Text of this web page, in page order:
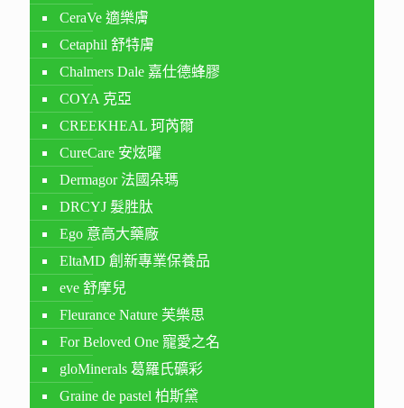
CeraVe 適樂膚
Cetaphil 舒特膚
Chalmers Dale 嘉仕德蜂膠
COYA 克亞
CREEKHEAL 珂芮爾
CureCare 安炫曜
Dermagor 法國朵瑪
DRCYJ 髮胜肽
Ego 意高大藥廠
EltaMD 創新專業保養品
eve 舒摩兒
Fleurance Nature 芙樂思
For Beloved One 寵愛之名
gloMinerals 葛羅氏礦彩
Graine de pastel 柏斯黛